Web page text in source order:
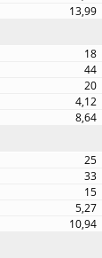
13,99
18
44
20
4,12
8,64
25
33
15
5,27
10,94